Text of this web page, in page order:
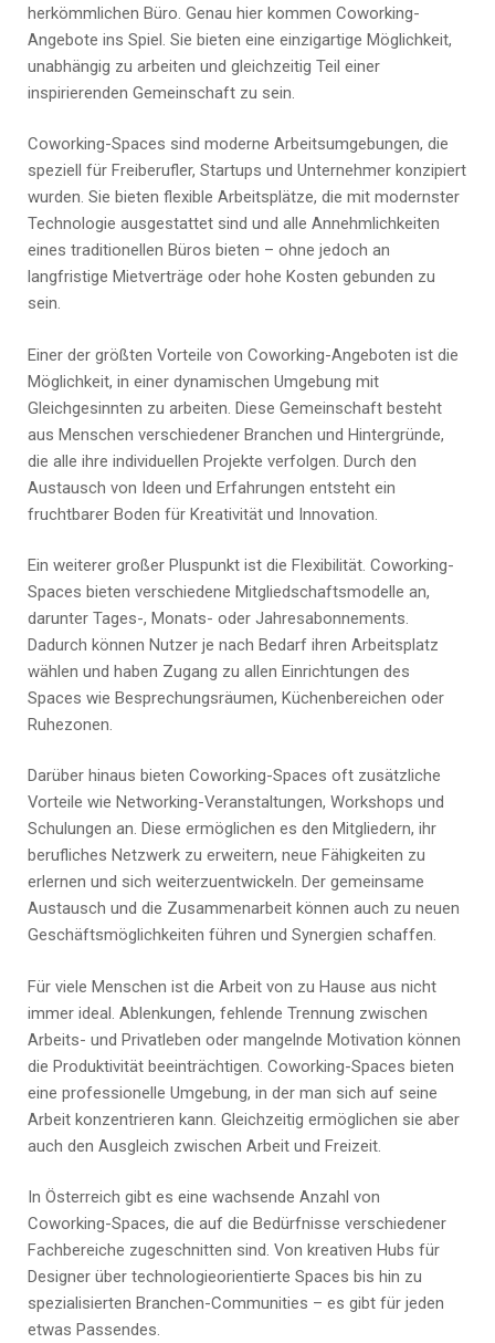
herkömmlichen Büro. Genau hier kommen Coworking-
Angebote ins Spiel. Sie bieten eine einzigartige Möglichkeit,
unabhängig zu arbeiten und gleichzeitig Teil einer
inspirierenden Gemeinschaft zu sein.
Coworking-Spaces sind moderne Arbeitsumgebungen, die
speziell für Freiberufler, Startups und Unternehmer konzipiert
wurden. Sie bieten flexible Arbeitsplätze, die mit modernster
Technologie ausgestattet sind und alle Annehmlichkeiten
eines traditionellen Büros bieten – ohne jedoch an
langfristige Mietverträge oder hohe Kosten gebunden zu
sein.
Einer der größten Vorteile von Coworking-Angeboten ist die
Möglichkeit, in einer dynamischen Umgebung mit
Gleichgesinnten zu arbeiten. Diese Gemeinschaft besteht
aus Menschen verschiedener Branchen und Hintergründe,
die alle ihre individuellen Projekte verfolgen. Durch den
Austausch von Ideen und Erfahrungen entsteht ein
fruchtbarer Boden für Kreativität und Innovation.
Ein weiterer großer Pluspunkt ist die Flexibilität. Coworking-
Spaces bieten verschiedene Mitgliedschaftsmodelle an,
darunter Tages-, Monats- oder Jahresabonnements.
Dadurch können Nutzer je nach Bedarf ihren Arbeitsplatz
wählen und haben Zugang zu allen Einrichtungen des
Spaces wie Besprechungsräumen, Küchenbereichen oder
Ruhezonen.
Darüber hinaus bieten Coworking-Spaces oft zusätzliche
Vorteile wie Networking-Veranstaltungen, Workshops und
Schulungen an. Diese ermöglichen es den Mitgliedern, ihr
berufliches Netzwerk zu erweitern, neue Fähigkeiten zu
erlernen und sich weiterzuentwickeln. Der gemeinsame
Austausch und die Zusammenarbeit können auch zu neuen
Geschäftsmöglichkeiten führen und Synergien schaffen.
Für viele Menschen ist die Arbeit von zu Hause aus nicht
immer ideal. Ablenkungen, fehlende Trennung zwischen
Arbeits- und Privatleben oder mangelnde Motivation können
die Produktivität beeinträchtigen. Coworking-Spaces bieten
eine professionelle Umgebung, in der man sich auf seine
Arbeit konzentrieren kann. Gleichzeitig ermöglichen sie aber
auch den Ausgleich zwischen Arbeit und Freizeit.
In Österreich gibt es eine wachsende Anzahl von
Coworking-Spaces, die auf die Bedürfnisse verschiedener
Fachbereiche zugeschnitten sind. Von kreativen Hubs für
Designer über technologieorientierte Spaces bis hin zu
spezialisierten Branchen-Communities – es gibt für jeden
etwas Passendes.